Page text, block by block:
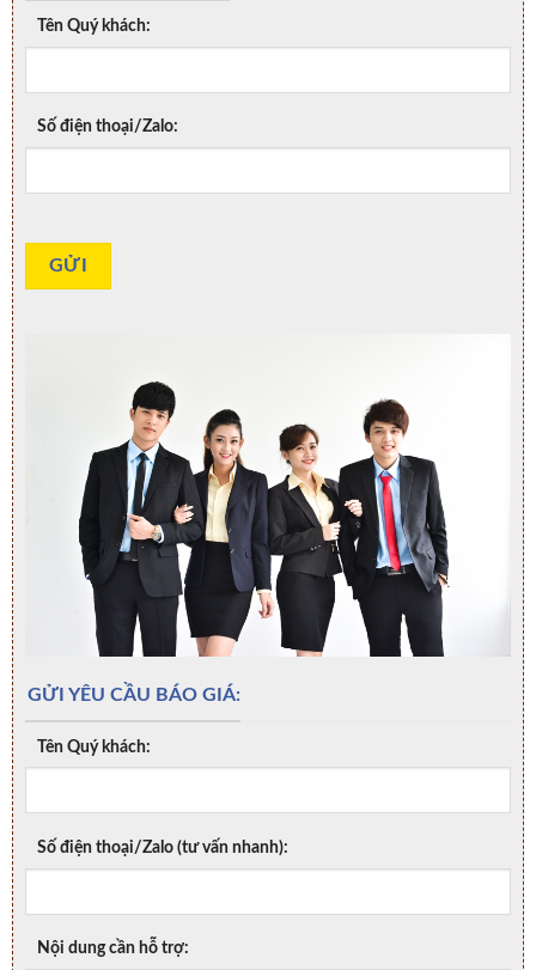
Tên Quý khách:
Số điện thoại/Zalo:
GỬI YÊU CẦU BÁO GIÁ:
Tên Quý khách:
Số điện thoại/Zalo (tư vấn nhanh):
Nội dung cần hỗ trợ: